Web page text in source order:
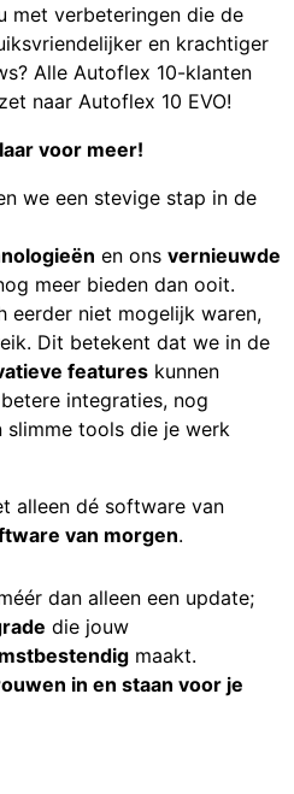
met verbeteringen die de
en krachtiger
Alle Autoflex 10-klanten
naar Autoflex 10 EVO!
voor meer!
we een stevige stap in de
en ons vernieuwde
meer bieden dan ooit.
eerder niet mogelijk waren,
Dit betekent dat we in de
features kunnen
integraties, nog
slimme tools die je werk
alleen dé software van
van morgen.
dan alleen een update;
die jouw
maakt.
in en staan voor je